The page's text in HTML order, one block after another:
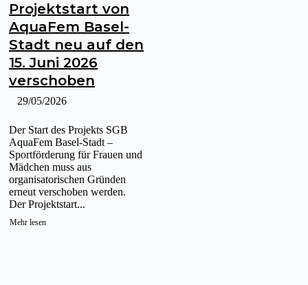
Projektstart von
AquaFem Basel-
Stadt neu auf den
15. Juni 2026
verschoben
29/05/2026
Der Start des Projekts SGB
AquaFem Basel-Stadt –
Sportförderung für Frauen und
Mädchen muss aus
organisatorischen Gründen
erneut verschoben werden.
Der Projektstart...
Mehr lesen